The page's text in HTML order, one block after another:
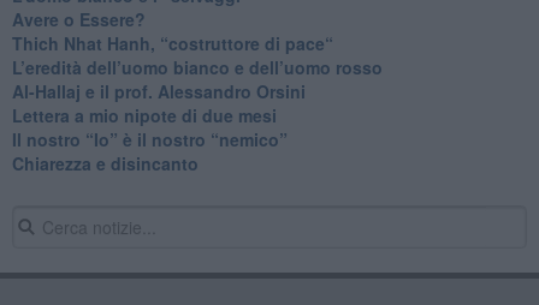
​Avere o Essere?
​Thich Nhat Hanh, “costruttore di pace“
​L’eredità dell’uomo bianco e dell’uomo rosso
Al-Hallaj e il prof. Alessandro Orsini
​Lettera a mio nipote di due mesi
​Il nostro “Io” è il nostro “nemico”
​Chiarezza e disincanto